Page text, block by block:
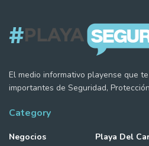
El medio informativo playense que
importantes de Seguridad,
Category
Negocios Playa Del